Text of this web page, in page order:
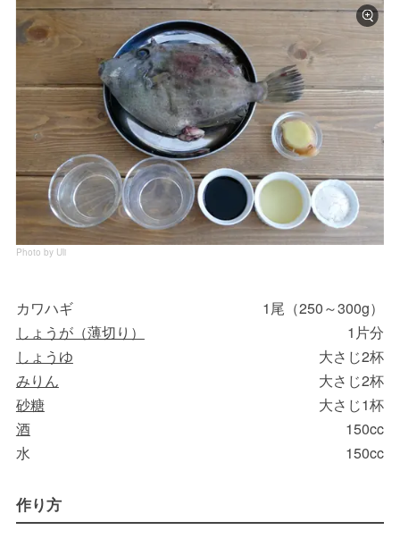
Photo by Uli
カワハギ
1尾（250～300g）
しょうが（薄切り）
1片分
しょうゆ
大さじ2杯
みりん
大さじ2杯
砂糖
大さじ1杯
酒
150cc
水
150cc
作り方